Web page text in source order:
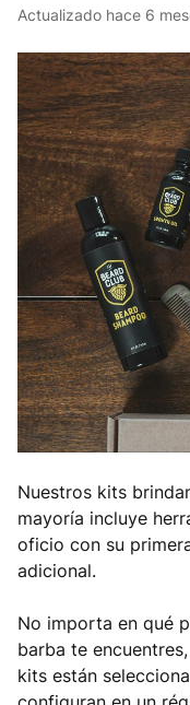
Actualizado hace 6
Nuestros kits
mayoría incluye
oficio con su
adicional.
No importa en qué
barba te
kits están